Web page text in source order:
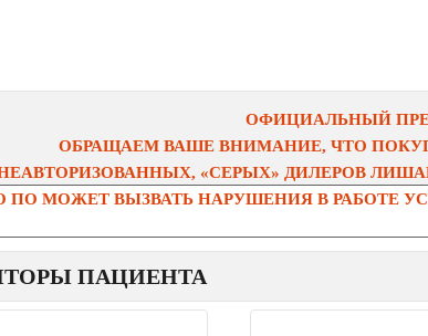
ОФИЦИАЛЬНЫЙ
ОБРАЩАЕМ ВАШЕ ВНИМАНИЕ, ЧТО
«СЕРЫХ» ДИЛЕРОВ
МОЖЕТ ВЫЗВАТЬ НАРУШЕНИЯ В РАБОТЕ
ПАЦИЕНТА